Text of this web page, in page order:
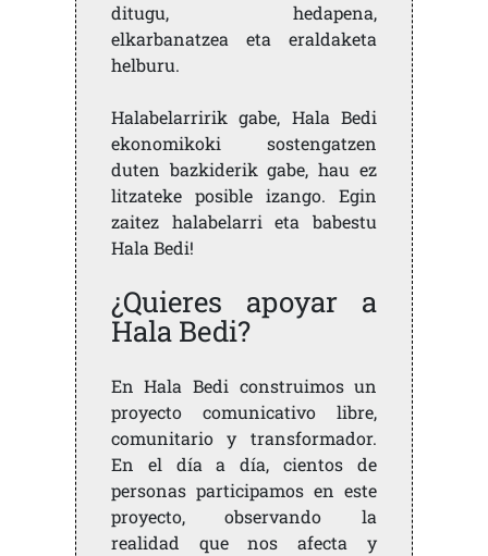
ditugu, hedapena,
elkarbanatzea eta eraldaketa
helburu.
Halabelarririk gabe, Hala Bedi
ekonomikoki sostengatzen
duten bazkiderik gabe, hau ez
litzateke posible izango. Egin
zaitez halabelarri eta babestu
Hala Bedi!
¿Quieres apoyar a
Hala Bedi?
En Hala Bedi construimos un
proyecto comunicativo libre,
comunitario y transformador.
En el día a día, cientos de
personas participamos en este
proyecto, observando la
realidad que nos afecta y